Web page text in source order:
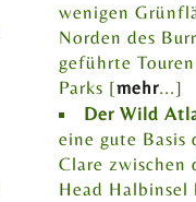
wenigen
Norden des
geführte
Parks [mehr...]
Der Wild
eine gute Basis
Clare zwischen
Head